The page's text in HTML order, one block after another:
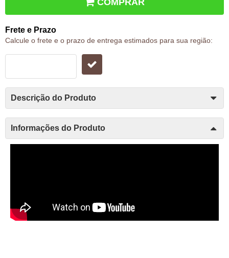
Frete e Prazo
Calcule o frete e o prazo de entrega estimados para sua região:
Descrição do Produto
Informações do Produto